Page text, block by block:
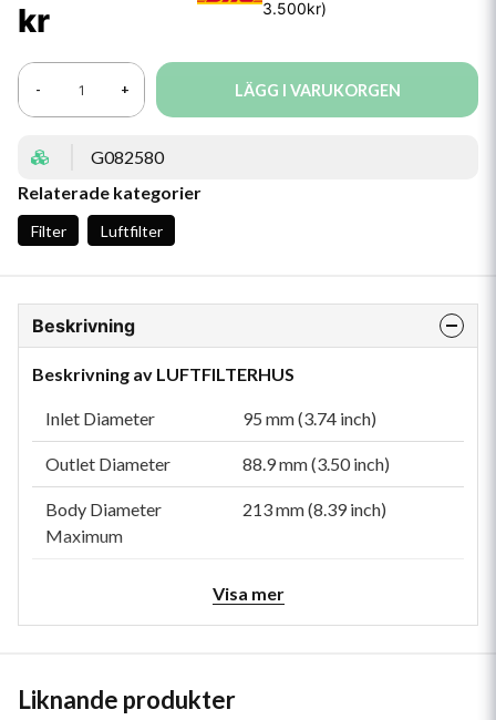
kr
- + LÄGG I VARUKORGEN
G082580
Relaterade kategorier
Filter Luftfilter
Beskrivning
Beskrivning av LUFTFILTERHUS
Inlet Diameter 95 mm (3.74 inch)
Outlet Diameter 88.9 mm (3.50 inch)
Body Diameter
Maximum
213 mm (8.39 inch)
Overall Length 432 mm (17.01 inch)
Visa mer
Liknande produkter